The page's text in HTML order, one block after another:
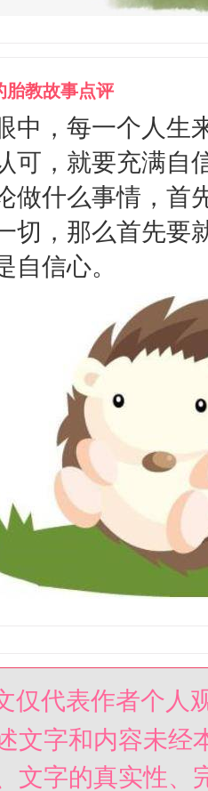
胎教故事点评
中，每一个人生
可，就要充满自
做什么事情，首
切，那么首先要
自信心。
仅代表作者个人
文字和内容未经
文字的真实性、